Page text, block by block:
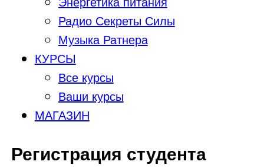
Радио Секреты Силы
Музыка Ратнера
КУРСЫ
Все курсы
Ваши курсы
МАГАЗИН
Регистрация студента